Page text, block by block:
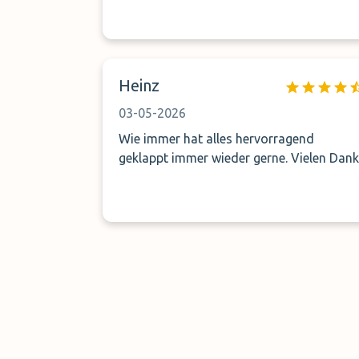
Heinz
03-05-2026
Wie immer hat alles hervorragend
geklappt immer wieder gerne. Vielen